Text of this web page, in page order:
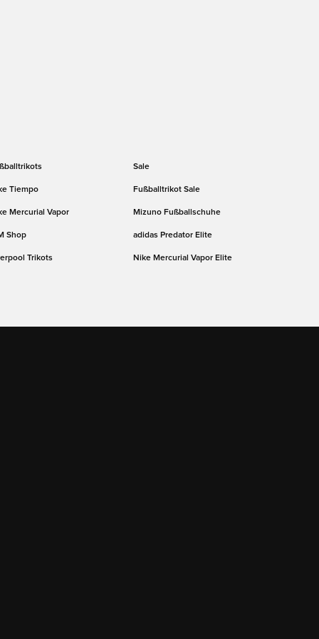
Sale
Tiempo Fußballtrikot Sale
Mercurial Vapor Mizuno Fußballschuhe
Shop adidas Predator Elite
Trikots Nike Mercurial Vapor Elite